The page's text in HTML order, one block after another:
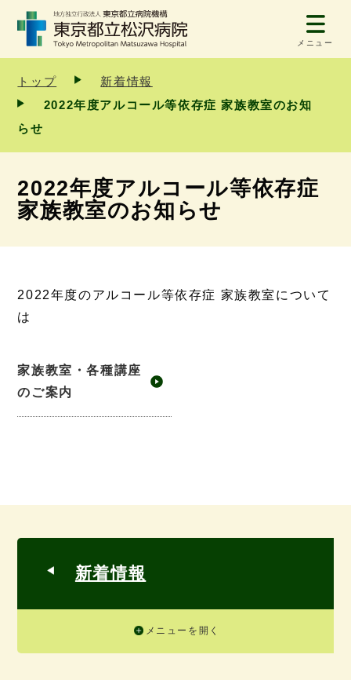
メニュー
トップ
新着情報
2022年度アルコール等依存症 家族教室のお知
らせ
2022年度アルコール等依存症
家族教室のお知らせ
2022年度のアルコール等依存症 家族教室について
は
家族教室・各種講座
のご案内
新着情報
メニューを開く